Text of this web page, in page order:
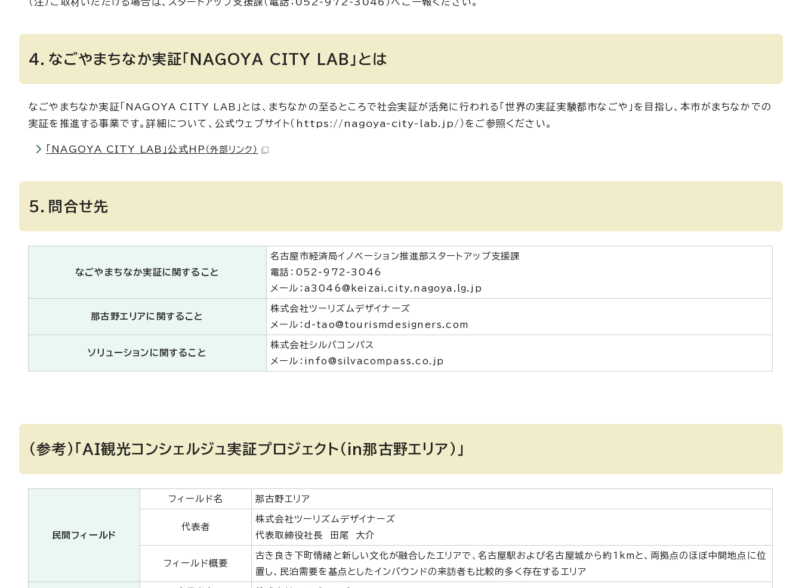
4．なごやまちなか実証「NAGOYA CITY LAB」とは
なごやまちなか実証「NAGOYA CITY LAB」とは、まちなかの至るところで社会実証が活発に行われる「世界の実証実験都市なごや」を目指し、本市がまちなかでの
実証を推進する事業です。詳細について、公式ウェブサイト（https://nagoya-city-lab.jp/）をご参照ください。
「NAGOYA CITY LAB」公式HP （外部リンク）
5．問合せ先
なごやまちなか実証に関すること
名古屋市経済局イノベーション推進部スタートアップ支援課
電話：052-972-3046
メール：a3046@keizai.city.nagoya.lg.jp
那古野エリアに関すること
株式会社ツーリズムデザイナーズ
メール：d-tao@tourismdesigners.com
ソリューションに関すること
株式会社シルバコンパス
メール：info@silvacompass.co.jp
（参考）「AI観光コンシェルジュ実証プロジェクト（in那古野エリア）」
民間フィールド
フィールド名 那古野エリア
代表者
株式会社ツーリズムデザイナーズ
代表取締役社長 田尾 大介
フィールド概要
古き良き下町情緒と新しい文化が融合したエリアで、名古屋駅および名古屋城から約1kmと、両拠点のほぼ中間地点に位
置し、民泊需要を基点としたインバウンドの来訪者も比較的多く存在するエリア